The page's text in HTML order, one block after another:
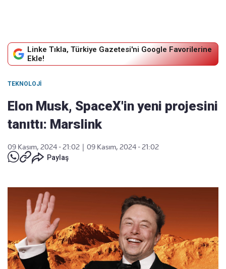
Linke Tıkla, Türkiye Gazetesi'ni Google Favorilerine
Ekle!
TEKNOLOJI
Elon Musk, SpaceX'in yeni projesini
tanıttı: Marslink
09 Kasım, 2024 - 21:02
09 Kasım, 2024 - 21:02
Paylaş